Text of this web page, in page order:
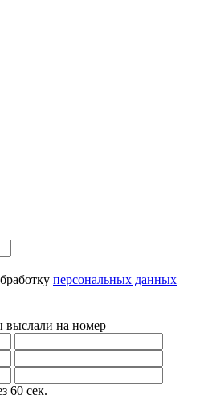
персональных данных
выслали на номер
60 сек.